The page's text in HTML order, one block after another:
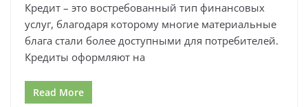
Кредит – это востребованный тип финансовых
услуг, благодаря которому многие материальные
блага стали более доступными для потребителей.
Кредиты оформляют на
Read More